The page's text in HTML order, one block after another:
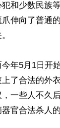
犯和少数民族
爪伸向了普通
今年5月1日开
上了合法的外
，一些人不久
器官合法杀人